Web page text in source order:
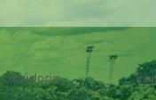
Ouvidoria